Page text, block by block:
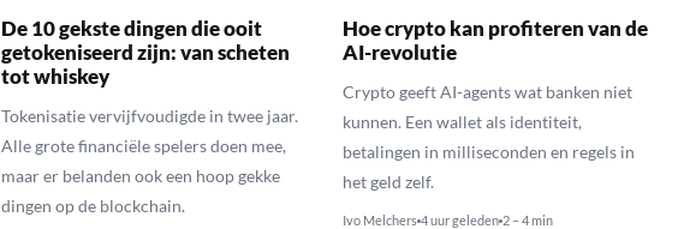
De 10 gekste dingen die ooit
getokeniseerd zijn: van scheten
tot whiskey
Tokenisatie vervijfvoudigde in twee jaar.
Alle grote financiële spelers doen mee,
maar er belanden ook een hoop gekke
dingen op de blockchain.
Hoe crypto kan profiteren van de
AI-revolutie
Crypto geeft AI-agents wat banken niet
kunnen. Een wallet als identiteit,
betalingen in milliseconden en regels in
het geld zelf.
Ivo Melchers 4 uur geleden 2 – 4 min